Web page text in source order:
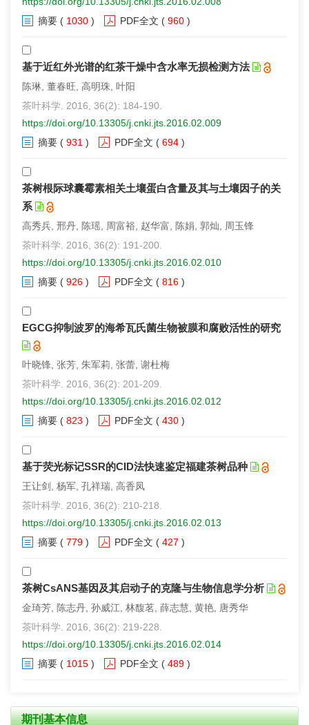
摘要 ( 1030 ) PDF全文 ( 960 )
基于近红外光谱的红茶干燥中含水率无损检测方法
陈琳, 董春旺, 高明珠, 叶阳
茶叶科学. 2016, 36(2): 184-190.
https://doi.org/10.13305/j.cnki.jts.2016.02.009
摘要 ( 931 ) PDF全文 ( 694 )
茶树根际球囊霉素相关土壤蛋白含量及其与土壤因子的关
系
高秀兵, 邢丹, 陈瑶, 周富裕, 赵华富, 陈娟, 郭灿, 周玉锋
茶叶科学. 2016, 36(2): 191-200.
https://doi.org/10.13305/j.cnki.jts.2016.02.010
摘要 ( 926 ) PDF全文 ( 816 )
EGCG抑制波罗的海希瓦氏菌生物被膜和腐败活性的研究
叶晓锋, 张芳, 朱军莉, 张蕾, 谢杜梅
茶叶科学. 2016, 36(2): 201-209.
https://doi.org/10.13305/j.cnki.jts.2016.02.012
摘要 ( 823 ) PDF全文 ( 430 )
基于荧光标记SSR的CID法快速鉴定福建茶树品种
王让剑, 杨军, 孔祥瑞, 高香凤
茶叶科学. 2016, 36(2): 210-218.
https://doi.org/10.13305/j.cnki.jts.2016.02.013
摘要 ( 779 ) PDF全文 ( 427 )
茶树CsANS基因及其启动子的克隆与生物信息学分析
金琦芳, 陈志丹, 孙威江, 林馥茗, 薛志慧, 黄艳, 唐秀华
茶叶科学. 2016, 36(2): 219-228.
https://doi.org/10.13305/j.cnki.jts.2016.02.014
摘要 ( 1015 ) PDF全文 ( 489 )
期刊基本信息